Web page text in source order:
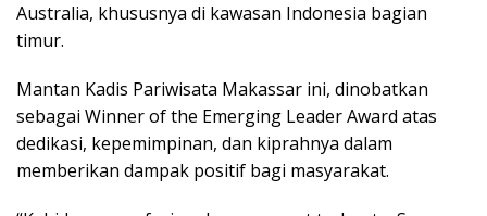
Australia, khususnya di kawasan Indonesia bagian
timur.
Mantan Kadis Pariwisata Makassar ini, dinobatkan
sebagai Winner of the Emerging Leader Award atas
dedikasi, kepemimpinan, dan kiprahnya dalam
memberikan dampak positif bagi masyarakat.